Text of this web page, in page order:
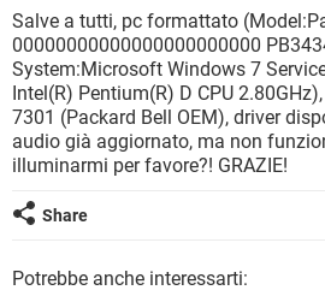
HARDWARE
INSTAGRAM
TIKTOK
HARDWARE
iOS
INSTAGRAM
TIKTOK
HARDWARE
COVID-19
INTRATTENIMENTO
iOS
INSTAGRAM
TIKTOK
HARDWARE
Salve a tutti, pc formattato
00000000000000000000000
System:Microsoft Windows 7
Intel(R) Pentium(R) D CPU
7301 (Packard Bell OEM), driver
audio già aggiornato, ma non
illuminarmi per favore?! GRAZIE!
Share
Potrebbe anche interessarti: